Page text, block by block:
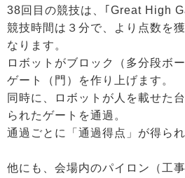
38回目の競技は、｢Great High
競技時間は３分で、より点数を
なります。
ロボットがブロック（多分段ボ
ゲート（門）を作り上げます。
同時に、ロボットが人を載せた
られたゲートを通過。
通過ごとに「通過得点」が得られ
他にも、会場内のパイロン（工